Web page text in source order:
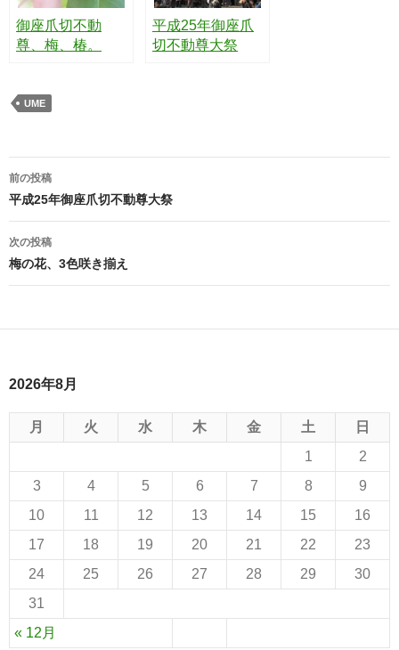
御座爪切不動
尊、梅、椿。
平成25年御座爪
切不動尊大祭
UME
投稿ナビゲーション
前の投稿
平成25年御座爪切不動尊大祭
次の投稿
梅の花、3色咲き揃え
2026年8月
月 火 水 木 金 土 日
« 12月
1
2
3
4 5 6 7 8
9
10
11 12 13 14 15
16
17
18 19 20 21 22
23
24
25 26 27 28 29
30
31